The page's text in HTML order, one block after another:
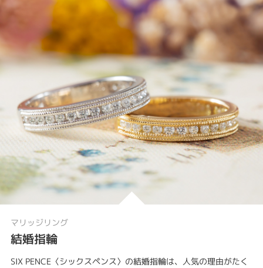
マリッジリング
結婚指輪
SIX PENCE〈シックスペンス〉の結婚指輪は、人気の理由がたく